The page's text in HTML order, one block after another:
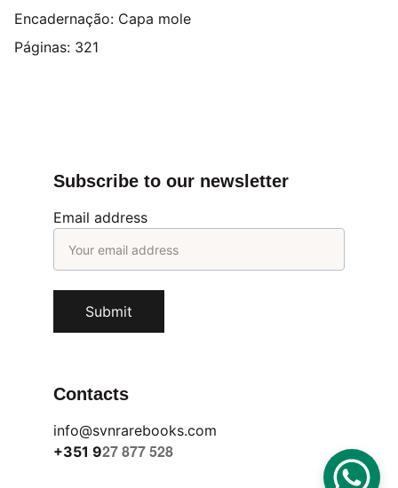
Encadernação: Capa mole
Páginas: 321
Contacts
Email address
Submit
info@svnrarebooks.com
+351 927 877 528
Subscribe to our newsletter